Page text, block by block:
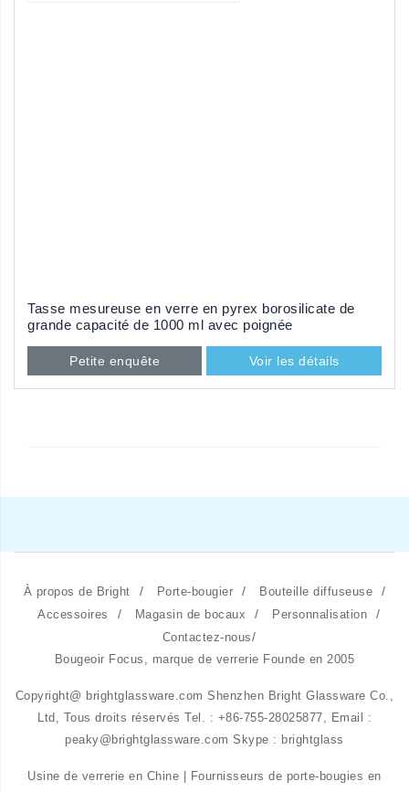
Tasse mesureuse en verre en pyrex borosilicate de
grande capacité de 1000 ml avec poignée
Petite enquête Voir les détails
À propos de Bright / Porte-bougier / Bouteille diffuseuse /
Accessoires / Magasin de bocaux / Personnalisation /
Contactez-nous/
Bougeoir Focus, marque de verrerie Founde en 2005
Copyright@ brightglassware.com Shenzhen Bright Glassware Co.,
Ltd, Tous droits réservés Tel. : +86-755-28025877, Email :
peaky@brightglassware.com Skype : brightglass
Usine de verrerie en Chine | Fournisseurs de porte-bougies en